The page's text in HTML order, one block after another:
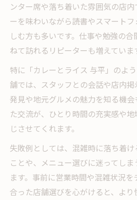
ンター席や落ち着いた雰囲気の店
ーを味わいながら読書やスマート
しむ方も多いです。仕事や勉強の
ねて訪れるリピーターも増えていま
特に「カレーとライス 与平」のよ
舗では、スタッフとの会話や店内
発見や地元グルメの魅力を知る機
た交流が、ひとり時間の充実感や
じさせてくれます。
失敗例としては、混雑時に落ち着
ことや、メニュー選びに迷ってし
ます。事前に営業時間や混雑状況
合った店舗選びを心がけると、よ